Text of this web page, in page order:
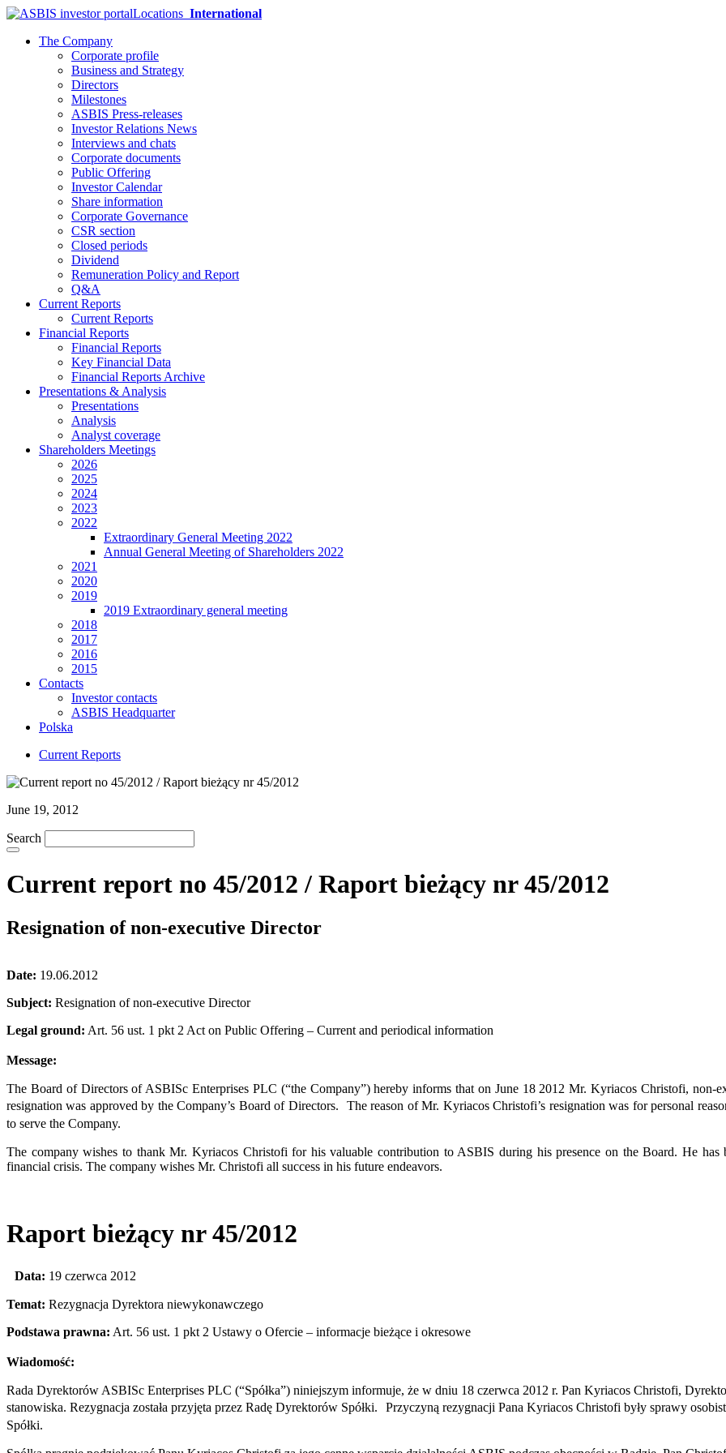
Locations International
The Company
Corporate profile
Business and Strategy
Directors
Milestones
ASBIS Press-releases
Investor Relations News
Interviews and chats
Corporate documents
Public Offering
Investor Calendar
Share information
Corporate Governance
CSR section
Closed periods
Dividend
Remuneration Policy and Report
Q&A
Current Reports
Current Reports
Financial Reports
Financial Reports
Key Financial Data
Financial Reports Archive
Presentations & Analysis
Presentations
Analysis
Analyst coverage
Shareholders Meetings
2026
2025
2024
2023
2022
Extraordinary General Meeting 2022
Annual General Meeting of Shareholders 2022
2021
2020
2019
2019 Extraordinary general meeting
2018
2017
2016
2015
Contacts
Investor contacts
ASBIS Headquarter
Polska
Current Reports
June 19, 2012
Search
Current report no 45/2012 / Raport bieżący nr 45/2012
Resignation of non-executive Director
Date: 19.06.2012
Subject: Resignation of non-executive Director
Legal ground: Art. 56 ust. 1 pkt 2 Act on Public Offering – Current and periodical information
Message:
The Board of Directors of ASBISc Enterprises PLC (“the Company”) hereby informs that on June 18 2012 Mr. Kyriacos Christofi, non-
resignation was approved by the Company’s Board of Directors. The reason of Mr. Kyriacos Christofi’s resignation was for personal
to serve the Company.
The company wishes to thank Mr. Kyriacos Christofi for his valuable contribution to ASBIS during his presence on the Board. He has
financial crisis. The company wishes Mr. Christofi all success in his future endeavors.
Raport bieżący nr 45/2012
Data: 19 czerwca 2012
Temat: Rezygnacja Dyrektora niewykonawczego
Podstawa prawna: Art. 56 ust. 1 pkt 2 Ustawy o Ofercie – informacje bieżące i okresowe
Wiadomość:
Rada Dyrektorów ASBISc Enterprises PLC (“Spółka”) niniejszym informuje, że w dniu 18 czerwca 2012 r. Pan Kyriacos Christofi,
stanowiska. Rezygnacja została przyjęta przez Radę Dyrektorów Spółki. Przyczyną rezygnacji Pana Kyriacos Christofi były sprawy
Spółki.